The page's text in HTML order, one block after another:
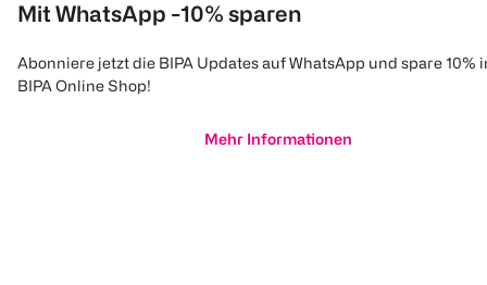
Mit WhatsApp -10% sparen
Abonniere jetzt die BIPA Updates auf WhatsApp und spare 10%
BIPA Online Shop!
Mehr Informationen